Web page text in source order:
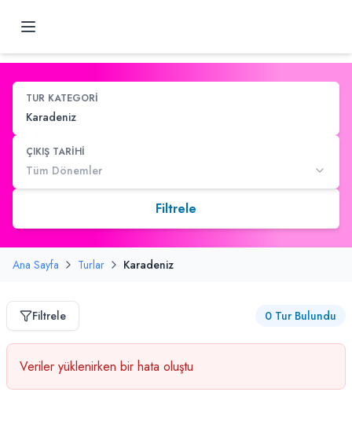
TUR KATEGORİ
Karadeniz
ÇIKIŞ TARİHİ
Tüm Dönemler
Filtrele
Ana Sayfa Turlar Karadeniz
Filtrele 0 Tur Bulundu
Veriler yüklenirken bir hata oluştu